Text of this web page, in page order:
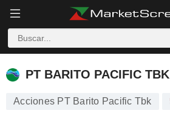
PT BARITO PACIFIC TBK
PT BARITO PACIFIC TBK
Acciones PT Barito Pacific Tbk